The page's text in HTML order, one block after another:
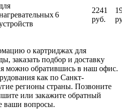
для
6
2241
руб.
о картриджах для
заказать подбор и доставку
можно обратившись в наш офис.
как по Санкт-
регионы страны. Позвоните
или закажите обратный
ваши вопросы.